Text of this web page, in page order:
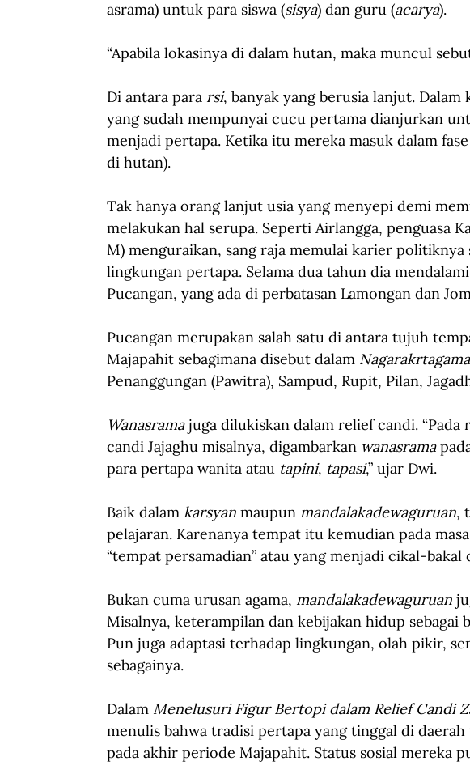
asrama) untuk para siswa (sisya) dan guru (acarya).
“Apabila lokasinya di dalam hutan, maka muncul
Di antara para rsi, banyak yang berusia lanjut. Dalam
yang sudah mempunyai cucu pertama dianjurkan
menjadi pertapa. Ketika itu mereka masuk dalam
di hutan).
Tak hanya orang lanjut usia yang menyepi demi
melakukan hal serupa. Seperti Airlangga, penguasa
M) menguraikan, sang raja memulai karier
lingkungan pertapa. Selama dua tahun dia
Pucangan, yang ada di perbatasan Lamongan dan
Pucangan merupakan salah satu di antara tujuh
Majapahit sebagimana disebut dalam Nagarakrtagama
Penanggungan (Pawitra), Sampud, Rupit, Pilan,
Wanasrama juga dilukiskan dalam relief candi. “Pada
candi Jajaghu misalnya, digambarkan wanasrama
para pertapa wanita atau tapini, tapasi,” ujar Dwi.
Baik dalam karsyan maupun mandalakadewaguruan,
pelajaran. Karenanya tempat itu kemudian pada
“tempat persamadian” atau yang menjadi cikal-bakal
Bukan cuma urusan agama, mandalakadewaguruan
Misalnya, keterampilan dan kebijakan hidup sebagai
Pun juga adaptasi terhadap lingkungan, olah pikir,
sebagainya.
Dalam Menelusuri Figur Bertopi dalam Relief Candi
menulis bahwa tradisi pertapa yang tinggal di
pada akhir periode Majapahit. Status sosial mereka